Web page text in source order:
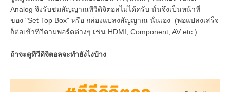
Analog จึงรับชมสัญญาณทีวีดิจิตอลไม่ได้ครับ นั่นจึงเป็นหน้าที่
ของ "Set Top Box" หรือ กล่องแปลงสัญญาณ นั่นเอง (พอแปลงเสร็จ
ก็ต่อเข้าทีวีตามพอร์ตต่างๆ เช่น HDMI, Component, AV etc.)
ถ้าจะดูทีวีดิจิตอลจะทำยังไงบ้าง